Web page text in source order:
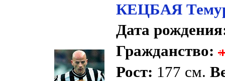
КЕЦБАЯ
Дата
Гражданство:
Рост: 177 см.